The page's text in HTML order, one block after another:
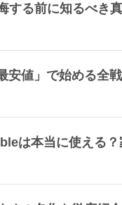
する前に知るべき
安値」で始める全
は本当に使える